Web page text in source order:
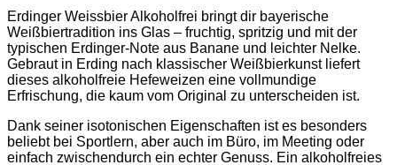
Erdinger Weissbier Alkoholfrei bringt dir bayerische
Weißbiertradition ins Glas – fruchtig, spritzig und mit der
typischen Erdinger‑Note aus Banane und leichter Nelke.
Gebraut in Erding nach klassischer Weißbierkunst liefert
dieses alkoholfreie Hefeweizen eine vollmundige
Erfrischung, die kaum vom Original zu unterscheiden ist.
Dank seiner isotonischen Eigenschaften ist es besonders
beliebt bei Sportlern, aber auch im Büro, im Meeting oder
einfach zwischendurch ein echter Genuss. Ein alkoholfreies